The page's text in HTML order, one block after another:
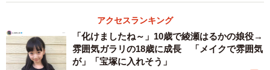
アクセスランキング
「化けましたね～」10歳で綾瀬はるかの娘役→
雰囲気ガラリの18歳に成長 「メイクで雰囲気
が」「宝塚に入れそう」